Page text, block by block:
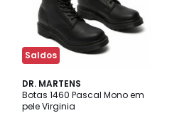
Saldos
DR. MARTENS
Botas 1460 Pascal Mono em
pele Virginia
4,2
/ 5